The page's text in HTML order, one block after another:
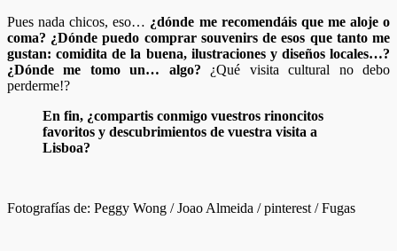
Pues nada chicos, eso… ¿dónde me recomendáis que me aloje o
coma? ¿Dónde puedo comprar souvenirs de esos que tanto me
gustan: comidita de la buena, ilustraciones y diseños locales…?
¿Dónde me tomo un… algo? ¿Qué visita cultural no debo
perderme!?
En fin, ¿compartis conmigo vuestros rinoncitos
favoritos y descubrimientos de vuestra visita a
Lisboa?
Fotografías de: Peggy Wong / Joao Almeida / pinterest / Fugas